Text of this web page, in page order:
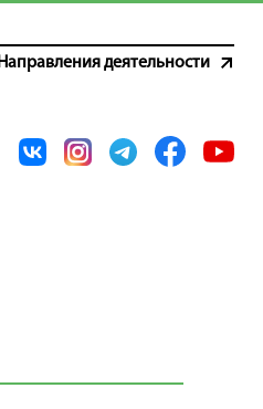
Направления деятельности